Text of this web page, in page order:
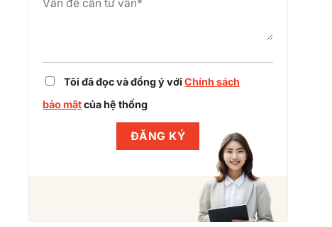
Tôi đã đọc và đồng ý vớiChính sách
bảo mậtcủa hệ thống